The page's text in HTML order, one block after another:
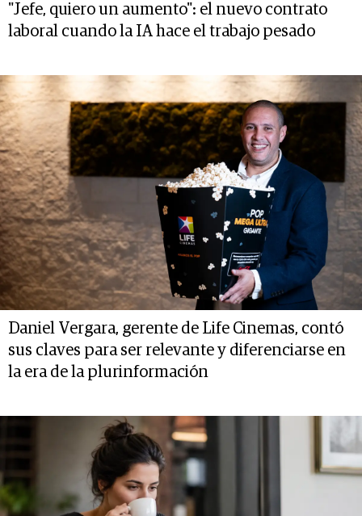
"Jefe, quiero un aumento": el nuevo contrato
laboral cuando la IA hace el trabajo pesado
Daniel Vergara, gerente de Life Cinemas, contó
sus claves para ser relevante y diferenciarse en
la era de la plurinformación